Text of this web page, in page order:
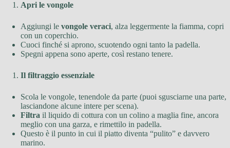
Apri le vongole
Aggiungi le vongole veraci, alza leggermente la fiamma, copri
con un coperchio.
Cuoci finché si aprono, scuotendo ogni tanto la padella.
Spegni appena sono aperte, così restano tenere.
Il filtraggio essenziale
Scola le vongole, tenendole da parte (puoi sgusciarne una parte,
lasciandone alcune intere per scena).
Filtra il liquido di cottura con un colino a maglia fine, ancora
meglio con una garza, e rimettilo in padella.
Questo è il punto in cui il piatto diventa “pulito” e davvero
marino.